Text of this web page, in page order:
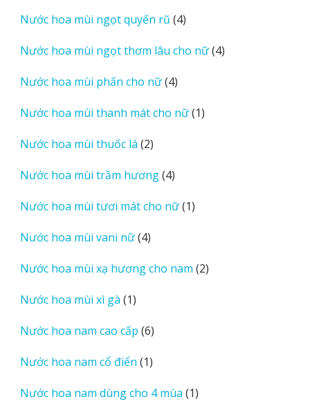
Nước hoa mùi ngọt quyến rũ 44
phẩm
Nước hoa mùi ngọt thơm lâu cho nữ 44
Nước hoa mùi phấn cho nữ 44
phẩm
Nước hoa mùi thanh mát cho nữ 11
Nước hoa mùi thuốc lá 22
phẩm
Nước hoa mùi trầm hương 44
phẩm
Nước hoa mùi tươi mát cho nữ 11
Nước hoa mùi vani nữ 44
phẩm
Nước hoa mùi xạ hương cho nam 22
Nước hoa mùi xì gà 11
phẩm
Nước hoa nam cao cấp 66
phẩm
Nước hoa nam cổ điển 11
phẩm
Nước hoa nam dùng cho 4 mùa 11